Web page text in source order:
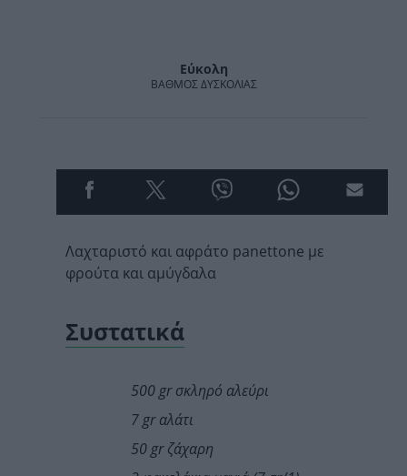
Εύκολη
ΒΑΘΜΌΣ ΔΥΣΚΟΛΊΑΣ
Λαχταριστό και αφράτο panettone με
φρούτα και αμύγδαλα
Συστατικά
500 grσκληρό αλεύρι
7 grαλάτι
50 grζάχαρη